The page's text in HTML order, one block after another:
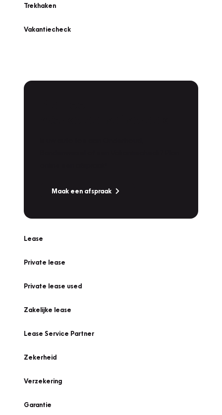
Trekhaken
Vakantiecheck
Maak een afspraak
Lease
Private lease
Private lease used
Zakelijke lease
Lease Service Partner
Zekerheid
Verzekering
Garantie